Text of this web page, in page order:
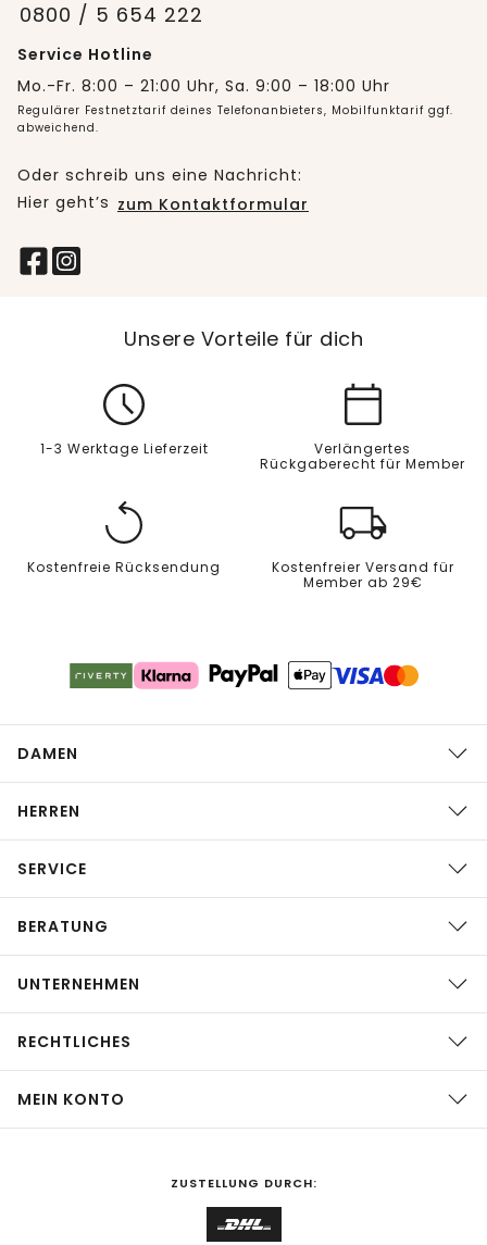
0800 / 5 654 222
Service Hotline
Mo.-Fr. 8:00 – 21:00 Uhr, Sa. 9:00 – 18:00 Uhr
Regulärer Festnetztarif deines Telefonanbieters, Mobilfunktarif ggf.
abweichend.
Oder schreib uns eine Nachricht:
Hier geht’s zum Kontaktformular
Unsere Vorteile für dich
1-3 Werktage Lieferzeit
Verlängertes
Rückgaberecht für Member
Kostenfreie Rücksendung
Kostenfreier Versand für
Member ab 29€
DAMEN
HERREN
SERVICE
BERATUNG
UNTERNEHMEN
RECHTLICHES
MEIN KONTO
ZUSTELLUNG DURCH: